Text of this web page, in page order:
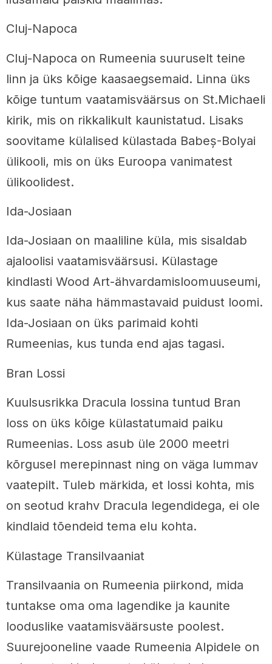
Cluj-Napoca
Cluj-Napoca on Rumeenia suuruselt teine
linn ja üks kõige kaasaegsemaid. Linna üks
kõige tuntum vaatamisväärsus on St.Michaeli
kirik, mis on rikkalikult kaunistatud. Lisaks
soovitame külalised külastada Babeș-Bolyai
ülikooli, mis on üks Euroopa vanimatest
ülikoolidest.
Ida-Josiaan
Ida-Josiaan on maaliline küla, mis sisaldab
ajaloolisi vaatamisväärsusi. Külastage
kindlasti Wood Art-ähvardamisloomuuseumi,
kus saate näha hämmastavaid puidust loomi.
Ida-Josiaan on üks parimaid kohti
Rumeenias, kus tunda end ajas tagasi.
Bran Lossi
Kuulsusrikka Dracula lossina tuntud Bran
loss on üks kõige külastatumaid paiku
Rumeenias. Loss asub üle 2000 meetri
kõrgusel merepinnast ning on väga lummav
vaatepilt. Tuleb märkida, et lossi kohta, mis
on seotud krahv Dracula legendidega, ei ole
kindlaid tõendeid tema elu kohta.
Külastage Transilvaaniat
Transilvaania on Rumeenia piirkond, mida
tuntakse oma oma lagendike ja kaunite
looduslike vaatamisväärsuste poolest.
Suurejooneline vaade Rumeenia Alpidele on